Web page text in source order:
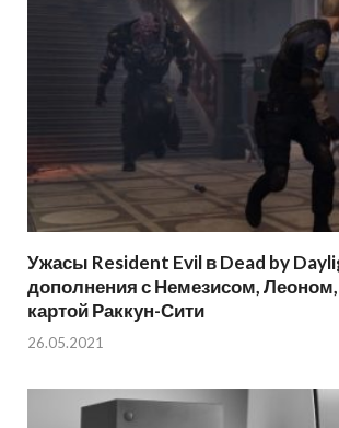
Ужасы Resident Evil в Dead by
дополнения с Немезисом,
картой Раккун-Сити
26.05.2021